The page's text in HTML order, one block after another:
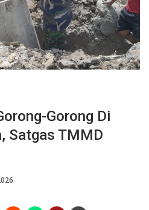
Gorong Di
Satgas TMMD